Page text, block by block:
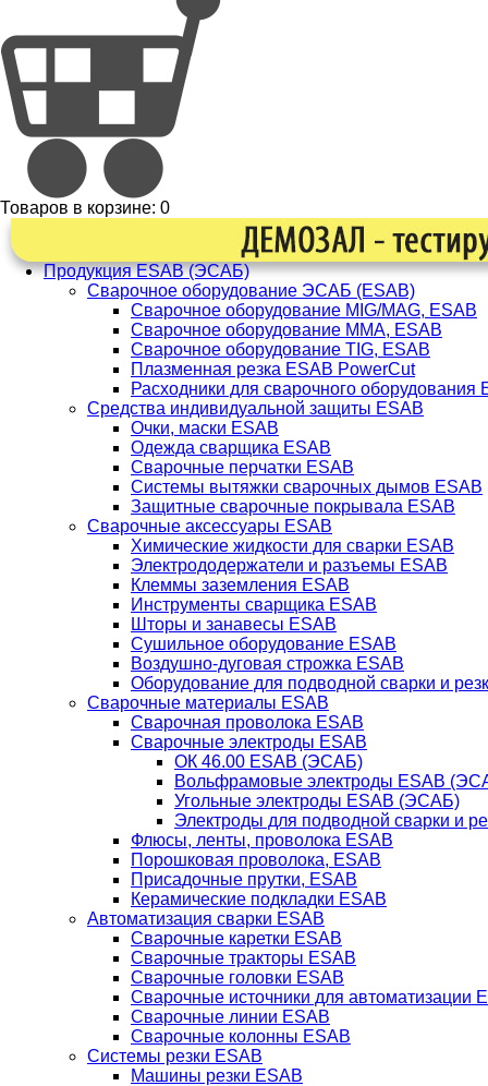
Товаров в корзине: 0
Продукция ESAB (ЭСАБ)
Сварочное оборудование ЭСАБ (ESAB)
Сварочное оборудование MIG/MAG, ESAB
Сварочное оборудование ММА, ESAB
Сварочное оборудование TIG, ESAB
Плазменная резка ESAB PowerCut
Расходники для сварочного оборудования
Средства индивидуальной защиты ESAB
Очки, маски ESAB
Одежда сварщика ESAB
Сварочные перчатки ESAB
Системы вытяжки сварочных дымов ESAB
Защитные сварочные покрывала ESAB
Сварочные аксессуары ESAB
Химические жидкости для сварки ESAB
Электрододержатели и разъемы ESAB
Клеммы заземления ESAB
Инструменты сварщика ESAB
Шторы и занавесы ESAB
Сушильное оборудование ESAB
Воздушно-дуговая строжка ESAB
Оборудование для подводной сварки и
Сварочные материалы ESAB
Сварочная проволока ESAB
Сварочные электроды ESAB
ОК 46.00 ESAB (ЭСАБ)
Вольфрамовые электроды ESAB
Угольные электроды ESAB (ЭСАБ)
Электроды для подводной сварки и
Флюсы, ленты, проволока ESAB
Порошковая проволока, ESAB
Присадочные прутки, ESAB
Керамические подкладки ESAB
Автоматизация сварки ESAB
Сварочные каретки ESAB
Сварочные тракторы ESAB
Сварочные головки ESAB
Сварочные источники для автоматизации
Сварочные линии ESAB
Сварочные колонны ESAB
Системы резки ESAB
Машины резки ESAB